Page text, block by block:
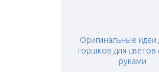
Оригинальные идеи
горшков для цветов
руками